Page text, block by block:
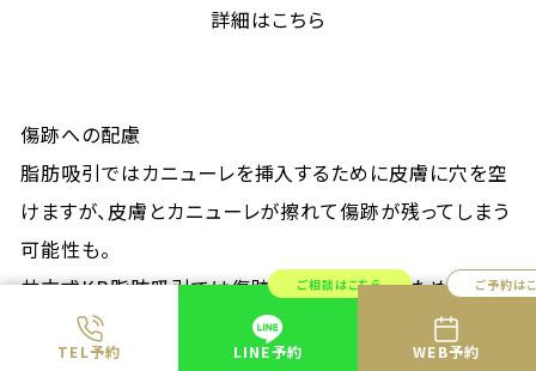
TEL予約
ご相談はこちら
LINE予約
ご予約は
WEB予約
詳細はこちら
傷跡への配慮
脂肪吸引ではカニューレを挿入するために皮膚に穴を空
けますが、皮膚とカニューレが擦れて傷跡が残ってしまう
可能性も。
共立式KB脂肪吸引では傷跡を残りにくくするために傷跡
保護器具の「KBシース」を使用します。
カニューレを挿入するための小さい穴を空けた後、穴に